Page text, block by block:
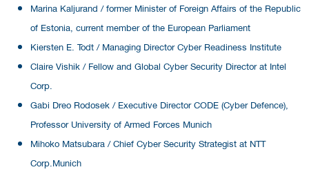
Marina Kaljurand / former Minister of Foreign Affairs of the Republic
of Estonia, current member of the European Parliament
Kiersten E. Todt / Managing Director Cyber Readiness Institute
Claire Vishik / Fellow and Global Cyber Security Director at Intel
Corp.
Gabi Dreo Rodosek / Executive Director CODE (Cyber Defence),
Professor University of Armed Forces Munich
Mihoko Matsubara / Chief Cyber Security Strategist at NTT
Corp.Munich